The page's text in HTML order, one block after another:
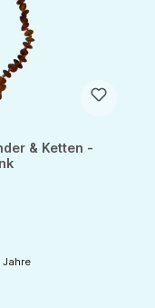
& Ketten -
Jahre